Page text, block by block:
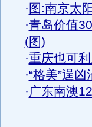
· 图:南京太
·青岛价值
(图)
·重庆也可
·“格美”逞
·广东南澳